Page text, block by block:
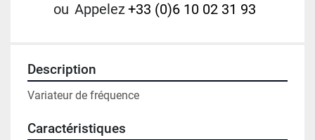
ou Appelez+33 (0)6 10 02 31 93
Description
Variateur de fréquence
Caractéristiques